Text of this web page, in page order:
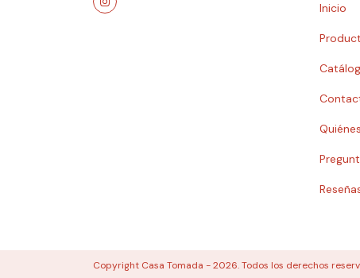
Inicio
Copyright Casa Tomada - 2026. Todos los derechos